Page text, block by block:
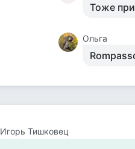
Тоже
Ольга
Игорь Тишковец